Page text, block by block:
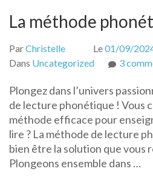
La méthode
ParChristelle Le01/09/
Dans Uncategorized 3
Plongez dans l’univers
de lecture phonétique ! Vous
méthode efficace pour
lire ? La méthode de lecture
bien être la solution que vous
Plongeons ensemble dans …